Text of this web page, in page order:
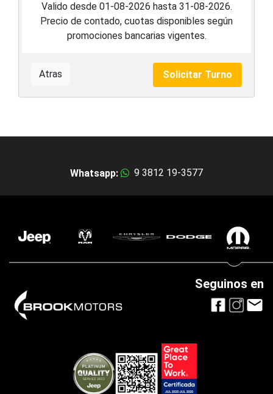
Valido desde 01-08-2026 hasta 31-08-2026.
Precio de contado, cuotas disponibles según
promociones bancarias vigentes.
Atras Solicitar Turno
Whatsapp: 9 3812 19-3577
Seguinos en